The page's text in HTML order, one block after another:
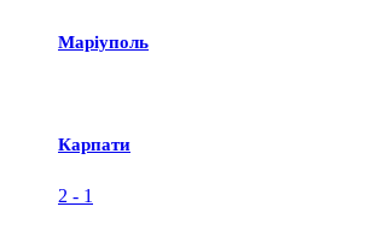
Маріуполь
Карпати
2 - 1